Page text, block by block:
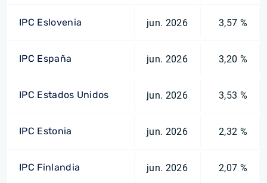
IPC Eslovenia jun. 2026 3,57 %
IPC España jun. 2026 3,20 %
IPC Estados Unidos jun. 2026 3,53 %
IPC Estonia jun. 2026 2,32 %
IPC Finlandia jun. 2026 2,07 %